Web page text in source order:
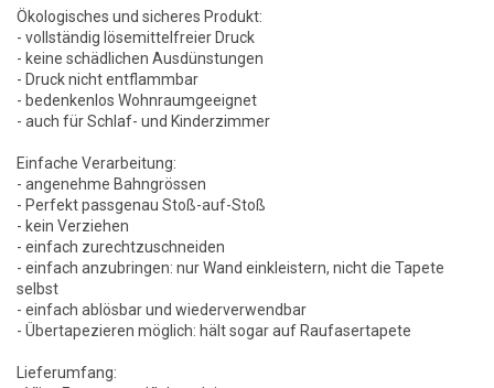
Ökologisches und sicheres Produkt:
- vollständig lösemittelfreier Druck
- keine schädlichen Ausdünstungen
- Druck nicht entflammbar
- bedenkenlos Wohnraumgeeignet
- auch für Schlaf- und Kinderzimmer
Einfache Verarbeitung:
- angenehme Bahngrössen
- Perfekt passgenau Stoß-auf-Stoß
- kein Verziehen
- einfach zurechtzuschneiden
- einfach anzubringen: nur Wand einkleistern, nicht die Tapete
selbst
- einfach ablösbar und wiederverwendbar
- Übertapezieren möglich: hält sogar auf Raufasertapete
Lieferumfang: